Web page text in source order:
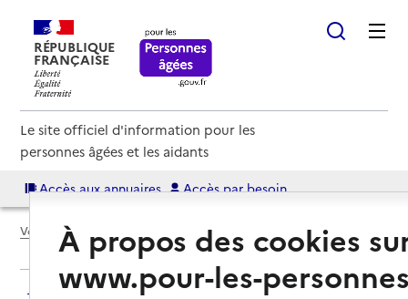
RÉPUBLIQUE
FRANÇAISE
Le site officiel d'information pour les
personnes âgées et les aidants
Accès aux annuaires Accès par besoin
Voir le fil d’Ariane
Retour aux résultats de l'annuaire
À propos des cookies
www.pour-les-